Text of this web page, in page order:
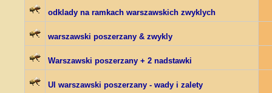
odklady na ramkach warszawskich zwyklych
warszawski poszerzany & zwykly
Warszawski poszerzany + 2 nadstawki
Ul warszawski poszerzany - wady i zalety